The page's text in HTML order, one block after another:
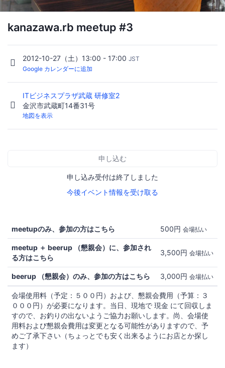
kanazawa.rb meetup #3
2012-10-27（土）13:00 - 17:00 JST
Google カレンダーに追加
ITビジネスプラザ武蔵 研修室2
金沢市武蔵町14番31号
地図を表示
申し込む
申し込み受付は終了しました
今後イベント情報を受け取る
meetupのみ、参加の方はこちら 500円 会場払い
meetup ＋ beerup （懇親会）に、参加され
る方はこちら
3,500円 会場払い
beerup （懇親会）のみ、参加の方はこちら 3,000円 会場払い
会場使用料（予定：５００円）および、懇親会費用（予算：３
０００円）が必要になります。当日、現地で 現金 にて回収しま
すので、お釣りの出ないようご協力お願いします。尚、会場使
用料および懇親会費用は変更となる可能性がありますので、予
めご了承下さい（ちょっとでも安く出来るようにお店とか探し
ます）